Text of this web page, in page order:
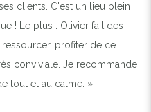
clients. C'est un lieu plein
! Le plus : Olivier fait des
profiter de ce
conviviale. Je recommande
tout et au calme. »